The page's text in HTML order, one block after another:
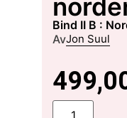
Bind II B :
AvJon Suul